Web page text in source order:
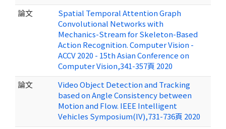
論文
Spatial Temporal Attention Graph
Convolutional Networks with
Mechanics-Stream for Skeleton-Based
Action Recognition. Computer Vision -
ACCV 2020 - 15th Asian Conference on
Computer Vision,341-357頁 2020
論文
Video Object Detection and Tracking
based on Angle Consistency between
Motion and Flow. IEEE Intelligent
Vehicles Symposium(IV),731-736頁 2020